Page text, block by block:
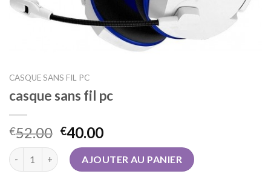
CASQUE SANS FIL PC
casque sans fil pc
€52.00 €40.00
quantité de casque sans fil pcAJOUTER AU PANIER